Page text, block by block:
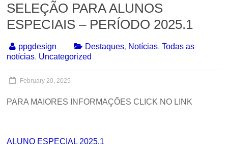
SELEÇÃO PARA ALUNOS
ESPECIAIS – PERÍODO 2025.1
ppgdesign Destaques, Notícias,Todas as
notícias, Uncategorized
February 20, 2025
PARA MAIORES INFORMAÇÕES CLICK NO LINK
ALUNO ESPECIAL 2025.1